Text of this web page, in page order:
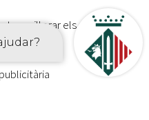
dades Mapa del lloc
millorar els serveis del